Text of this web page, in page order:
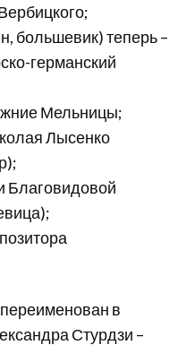
большевик) теперь –
германский
Мельницы;
Лысенко
Благовидовой
в
Стурдзи –